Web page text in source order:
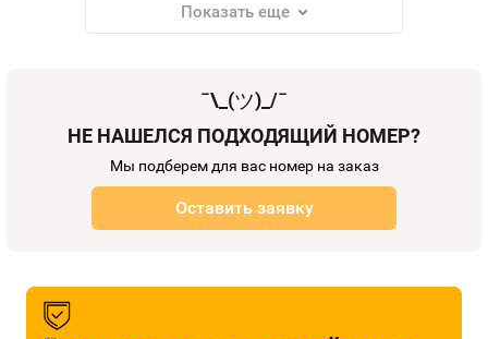
Показать еще
¯\_(ツ)_/¯
НЕ НАШЕЛСЯ ПОДХОДЯЩИЙ НОМЕР?
Мы подберем для вас номер на заказ
Оставить заявку